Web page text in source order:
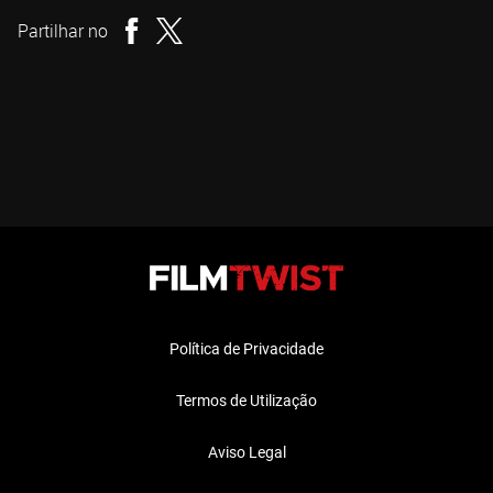
Partilhar no
Política de Privacidade
Termos de Utilização
Aviso Legal